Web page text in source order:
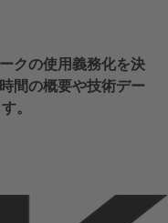
クの使用義務化を決
間の概要や技術デー
。